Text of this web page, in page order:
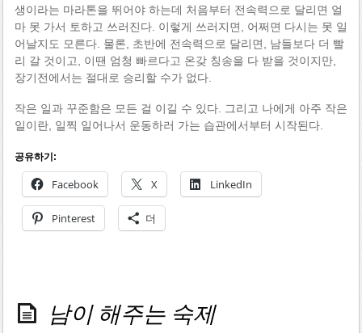
생이라는 마라톤을 뛰어야 하는데 처음부터 전속력으로 달리면 얼
마 못 가서 토하고 쓰러진다. 이렇게 쓰러지면, 어쩌면 다시는 못 일
어날지도 모른다. 물론, 초반에 전속력으로 달리면, 남들보다 더 빨
리 갈 것이고, 이땐 엄청 빠르다고 온갖 칭송을 다 받을 것이지만,
장기전에서는 절대로 승리할 수가 없다.
작은 일과 꾸준함은 모든 걸 이길 수 있다. 그리고 나에게 아주 작은
일이란, 일찍 일어나서 운동하러 가는 습관에서부터 시작된다.
공유하기:
Facebook X LinkedIn
Pinterest 더
남이 해주는 숙제